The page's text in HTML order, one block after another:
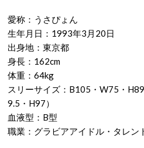
愛称：うさぴょん
生年月日：1993年3月20日
出身地：東京都
身長：162cm
体重：64kg
スリーサイズ：B105・W75・
9.5・H97）
血液型：B型
職業：グラビアアイドル・タレン